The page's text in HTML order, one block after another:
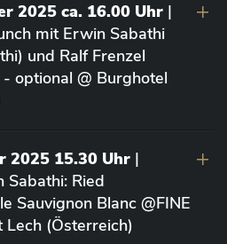
2025 ca. 16.00 Uhr |
mit Erwin Sabathi
und Ralf Frenzel
optional @ Burghotel
2025 15.30 Uhr |
Sabathi: Ried
Sauvignon Blanc @FINE
Lech (Österreich)